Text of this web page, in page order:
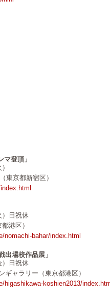
登頂」
東京都新宿区）
）日祝休
港区）
nomachi-bahar/index.html
出場校作品展」
）日祝休
ャラリー（東京都港区）
higashikawa-koshien2013/